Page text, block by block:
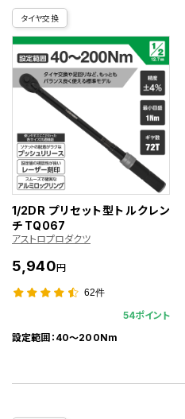
タイヤ交換
1/2DR プリセット型トルクレン
チ TQ067
アストロプロダクツ
5,940円
62件
54ポイント
設定範囲：40～200Nm